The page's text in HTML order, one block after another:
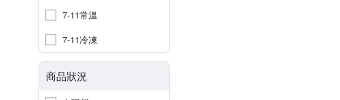
7-11常溫
7-11冷凍
商品狀況